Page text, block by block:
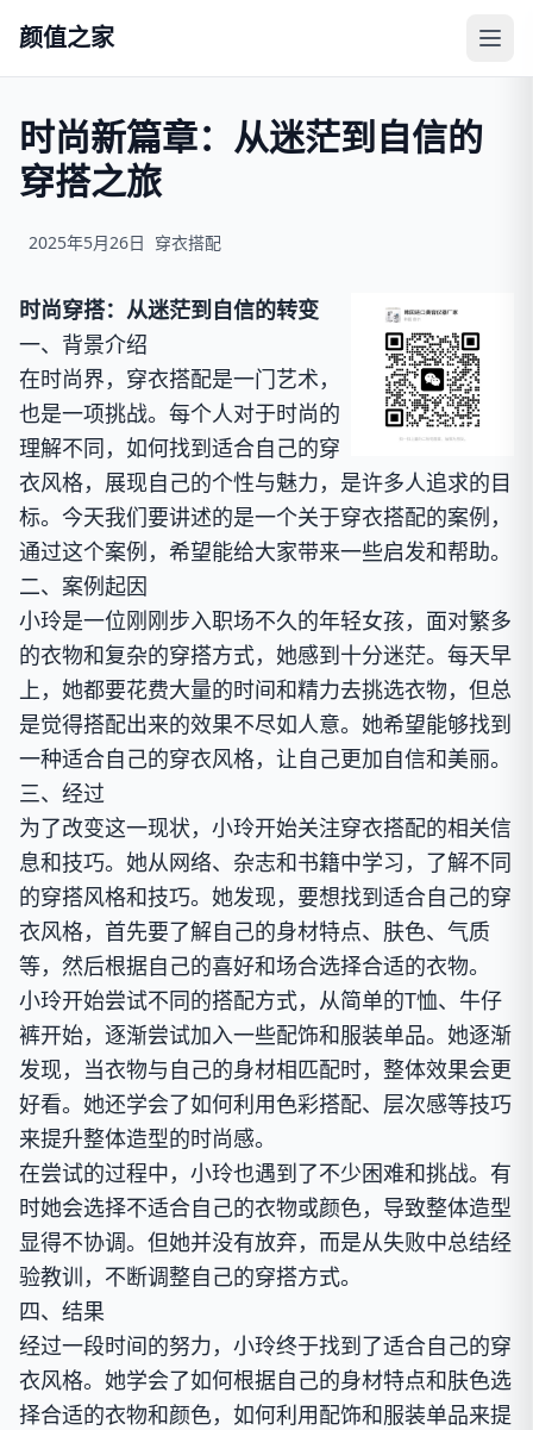
颜值之家
时尚新篇章：从迷茫到自信的
穿搭之旅
2025年5月26日 穿衣搭配
时尚穿搭：从迷茫到自信的转变
一、背景介绍
在时尚界，穿衣搭配是一门艺术，
也是一项挑战。每个人对于时尚的
理解不同，如何找到适合自己的穿
衣风格，展现自己的个性与魅力，是许多人追求的目
标。今天我们要讲述的是一个关于穿衣搭配的案例，
通过这个案例，希望能给大家带来一些启发和帮助。
二、案例起因
小玲是一位刚刚步入职场不久的年轻女孩，面对繁多
的衣物和复杂的穿搭方式，她感到十分迷茫。每天早
上，她都要花费大量的时间和精力去挑选衣物，但总
是觉得搭配出来的效果不尽如人意。她希望能够找到
一种适合自己的穿衣风格，让自己更加自信和美丽。
三、经过
为了改变这一现状，小玲开始关注穿衣搭配的相关信
息和技巧。她从网络、杂志和书籍中学习，了解不同
的穿搭风格和技巧。她发现，要想找到适合自己的穿
衣风格，首先要了解自己的身材特点、肤色、气质
等，然后根据自己的喜好和场合选择合适的衣物。
小玲开始尝试不同的搭配方式，从简单的T恤、牛仔
裤开始，逐渐尝试加入一些配饰和服装单品。她逐渐
发现，当衣物与自己的身材相匹配时，整体效果会更
好看。她还学会了如何利用色彩搭配、层次感等技巧
来提升整体造型的时尚感。
在尝试的过程中，小玲也遇到了不少困难和挑战。有
时她会选择不适合自己的衣物或颜色，导致整体造型
显得不协调。但她并没有放弃，而是从失败中总结经
验教训，不断调整自己的穿搭方式。
四、结果
经过一段时间的努力，小玲终于找到了适合自己的穿
衣风格。她学会了如何根据自己的身材特点和肤色选
择合适的衣物和颜色，如何利用配饰和服装单品来提